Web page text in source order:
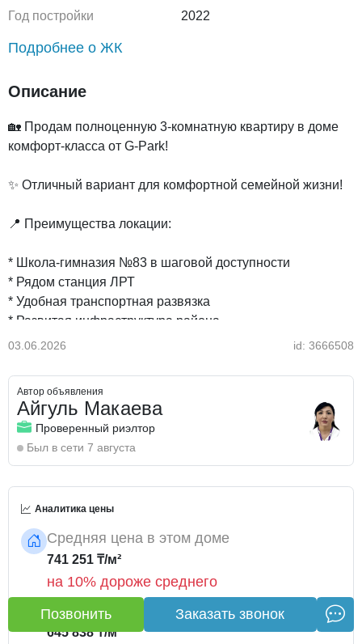
Год постройки
2022
Подробнее о ЖК
Описание
🏡 Продам полноценную 3-комнатную квартиру в доме
комфорт-класса от G-Park!
✨ Отличный вариант для комфортной семейной жизни!
📍 Преимущества локации:
* Школа-гимназия №83 в шаговой доступности
* Рядом станция ЛРТ
* Удобная транспортная развязка
* Развитая инфраструктура района
* Общая площадь — 92 м²
* Этаж 4 из 9
* Кирпичный дом
* Потолки 3 метра
* 2 санузла
* 2 балкона (балкон и лоджия)
* Качественный ремонт, выполненный для себя
можно заехать и жить без дополнительных вложений
🏢 Дом комфорт-класса от надежного застройщика G-
03.06.2026 id: 3666508
Автор объявления
Айгуль Макаева
Проверенный риэлтор
Был в сети 7 августа
Аналитика цены
Средняя цена в этом доме
741 251 ₸/м²
на 10% дороже среднего
Средняя цена в этом районе
645 838 ₸/м²
Позвонить Заказать звонок